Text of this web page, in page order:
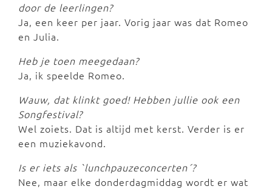
door de leerlingen?
Ja, een keer per jaar. Vorig jaar was dat Romeo
en Julia.
Heb je toen meegedaan?
Ja, ik speelde Romeo.
Wauw, dat klinkt goed! Hebben jullie ook een
Songfestival?
Wel zoiets. Dat is altijd met kerst. Verder is er
een muziekavond.
Is er iets als `lunchpauzeconcerten´?
Nee, maar elke donderdagmiddag wordt er wat